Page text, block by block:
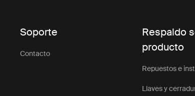
Soporte
Contacto
Respaldo
producto
Repuestos e
Llaves y